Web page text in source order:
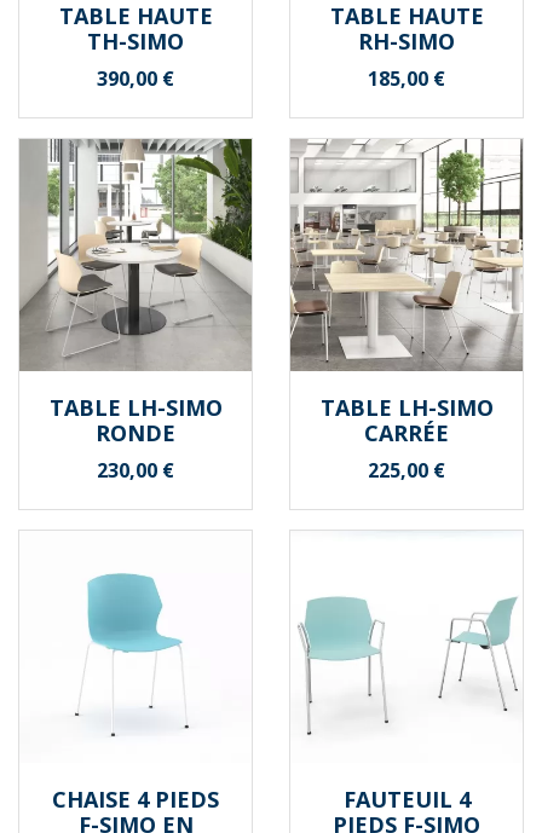
TABLE HAUTE
TH-SIMO
Prix
390,00 €
TABLE HAUTE
RH-SIMO
Prix
185,00 €
TABLE LH-SIMO
RONDE
Prix
230,00 €
TABLE LH-SIMO
CARRÉE
Prix
225,00 €
CHAISE 4 PIEDS
F-SIMO EN
FAUTEUIL 4
PIEDS F-SIMO